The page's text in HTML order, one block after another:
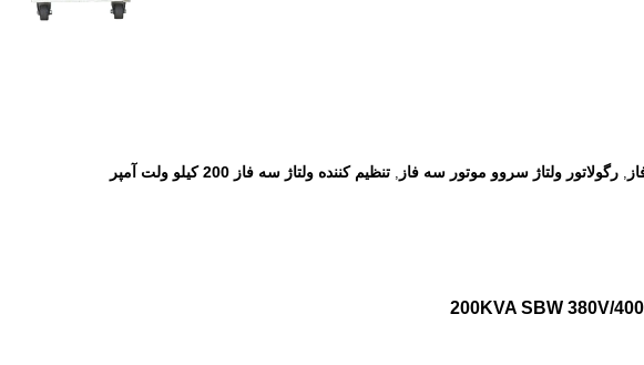
, رگولاتور ولتاژ سروو موتور سه فاز , تنظیم کننده ولتاژ سه فاز 200 کیلو ولت آمپر